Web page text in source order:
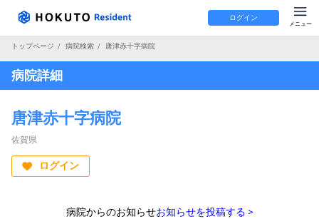
ログイン
トップページ / 病院検索 / 唐津赤十字病院
病院詳細
唐津赤十字病院
佐賀県
ログイン
病院からのお知らせお知らせを投稿する >